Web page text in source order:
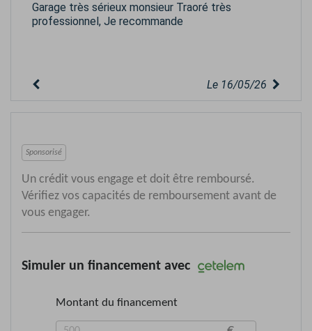
Garage très sérieux monsieur Traoré très
professionnel, Je recommande
Le 16/05/26